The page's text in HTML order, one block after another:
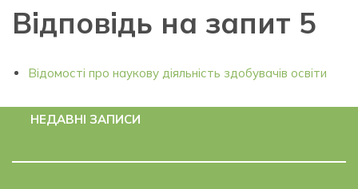
Відповідь на запит 5
Відомості про наукову діяльність здобувачів освіти
НЕДАВНІ ЗАПИСИ